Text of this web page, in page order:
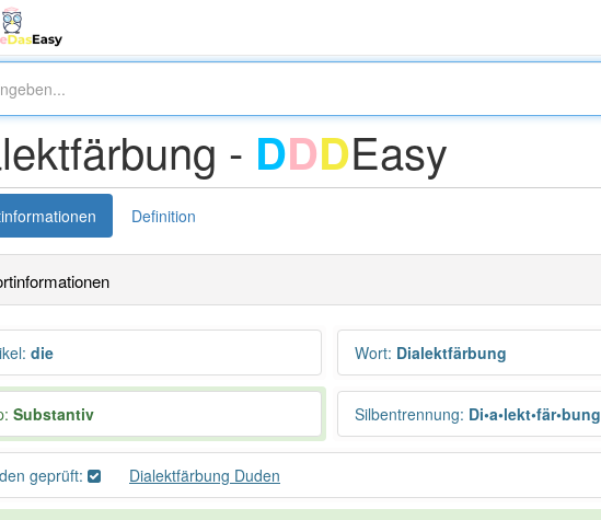
- DDDEasy
Definition
: die Wort: Dialektfärbung
Substantiv Silbentrennung: Di•a•lekt•fär•bung
geprüft: Dialektfärbung Duden